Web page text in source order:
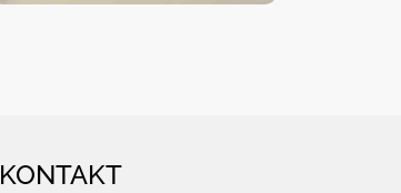
KONTAKT